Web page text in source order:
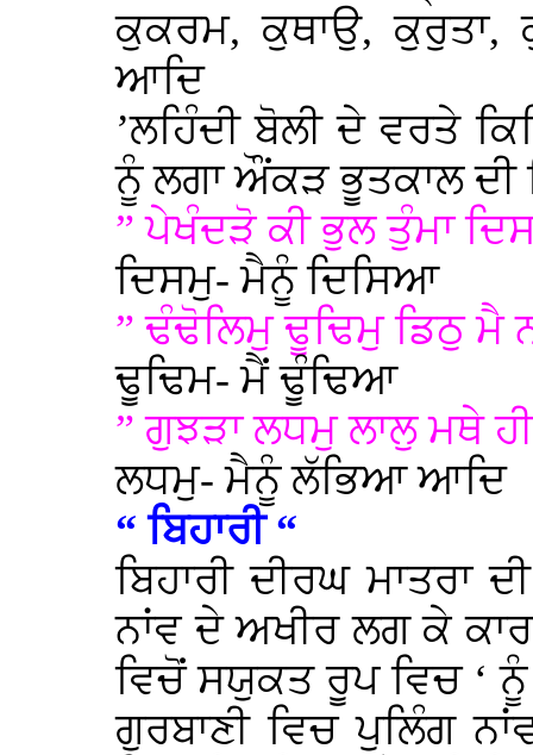
ਕੁਕਰਮ, ਕੁਥਾਉ, ਕੁਰੁਤਾ,
ਆਦਿ
’ਲਹਿੰਦੀ ਬੋਲੀ ਦੇ ਵਰਤੇ
ਨੂੰ ਲਗਾ ਔਂਕੜ ਭੂਤਕਾਲ
” ਪੇਖੰਦੜੋ ਕੀ ਭੁਲ ਤੁੰਮਾ
ਦਿਸਮੁ- ਮੈਨੂੰ ਦਿਸਿਆ
” ਢੰਢੋਲਿਮੁ ਢੂਢਿਮੁ ਡਿਠੁ ਮੈ
ਢੂਢਿਮ- ਮੈਂ ਢੂੰਢਿਆ
” ਗੁਝੜਾ ਲਧਮੁ ਲਾਲੁ ਮਥੇ
ਲਧਮੁ- ਮੈਨੂੰ ਲੱਭਿਆ ਆਦਿ
“ ਬਿਹਾਰੀ “
ਬਿਹਾਰੀ ਦੀਰਘ ਮਾਤਰਾ
ਨਾਂਵ ਦੇ ਅਖੀਰ ਲਗ ਕੇ
ਵਿਚੋਂ ਸਯੁਕਤ ਰੂਪ ਵਿਚ ‘
ਗੁਰਬਾਣੀ ਵਿਚ ਪੁਲਿੰਗ